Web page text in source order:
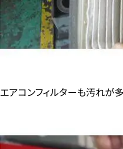
エアコンフィルターも汚れが